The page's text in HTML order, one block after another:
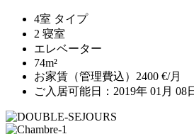
4室 タイプ
2 寝室
エレベーター
74m²
お家賃（管理費込）2400 €/月
ご入居可能日：2019年 01月 08